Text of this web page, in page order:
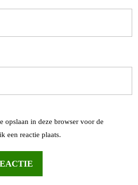
opslaan in deze browser voor de
een reactie plaats.